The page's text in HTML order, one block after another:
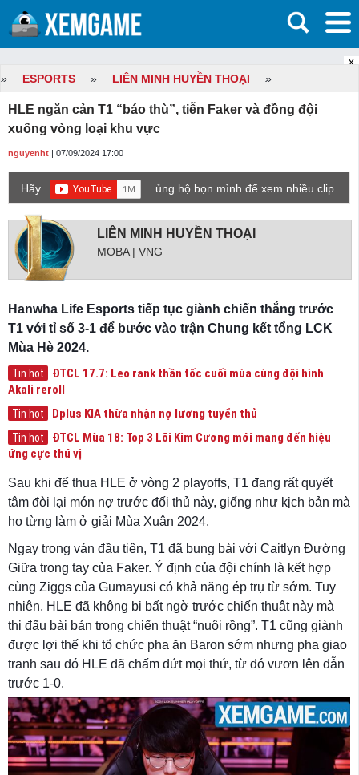
X
» ESPORTS » LIÊN MINH HUYỀN THOẠI »
HLE ngăn cản T1 “báo thù”, tiễn Faker và đồng đội
xuống vòng loại khu vực
nguyenht | 07/09/2024 17:00
Hãy
ủng hộ bọn mình để xem nhiều clip
LIÊN MINH HUYỀN THOẠI
MOBA | VNG
Hanwha Life Esports tiếp tục giành chiến thắng trước
T1 với tỉ số 3-1 để bước vào trận Chung kết tổng LCK
Mùa Hè 2024.
Tin hot
ĐTCL 17.7: Leo rank thần tốc cuối mùa cùng đội hình
Akali reroll
Tin hot Dplus KIA thừa nhận nợ lương tuyển thủ
Tin hot
ĐTCL Mùa 18: Top 3 Lõi Kim Cương mới mang đến hiệu
ứng cực thú vị
Sau khi để thua HLE ở vòng 2 playoffs, T1 đang rất quyết
tâm đòi lại món nợ trước đối thủ này, giống như kịch bản mà
họ từng làm ở giải Mùa Xuân 2024.
Ngay trong ván đầu tiên, T1 đã bung bài với Caitlyn Đường
Giữa trong tay của Faker. Ý định của đội chính là kết hợp
cùng Ziggs của Gumayusi có khả năng ép trụ từ sớm. Tuy
nhiên, HLE đã không bị bất ngờ trước chiến thuật này mà
thi đấu bài bản trong chiến thuật “nuôi rồng”. T1 cũng giành
được lợi thế khi tổ chức pha ăn Baron sớm nhưng pha giao
tranh sau đó HLE đã chấm dứt mọi thứ, từ đó vươn lên dẫn
trước 1-0.